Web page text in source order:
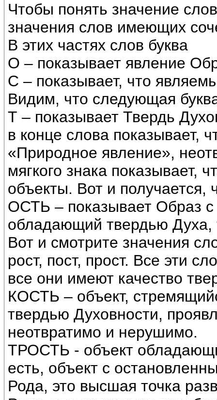
Чтобы понять значение
значения слов имеющих
В этих частях слов буква
О – показывает явление
С – показывает, что
Видим, что следующая
Т – показывает Твердь
в конце слова показывает,
«Природное явление»,
мягкого знака показывает,
объекты. Вот и получается,
ОСТЬ – показывает Образ
обладающий твердью Духа,
Вот и смотрите значения
рост, пост, прост. Все эти
все они имеют качество
КОСТЬ – объект,
твердью Духовности,
неотвратимо и нерушимо.
ТРОСТЬ - объект
есть, объект с
Рода, это высшая точка